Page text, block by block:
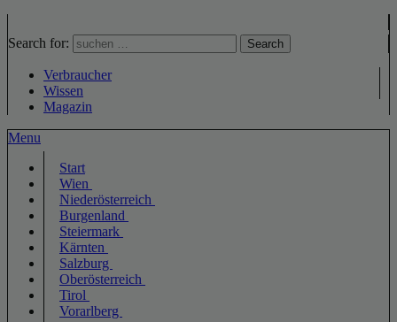
Search for: Search
Verbraucher
Wissen
Magazin
Menu
Start
Wien
Niederösterreich
Burgenland
Steiermark
Kärnten
Salzburg
Oberösterreich
Tirol
Vorarlberg